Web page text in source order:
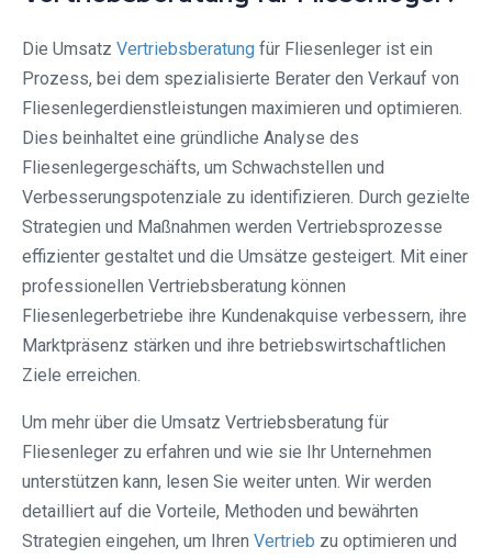
Die Umsatz Vertriebsberatung für Fliesenleger ist ein
Prozess, bei dem spezialisierte Berater den Verkauf von
Fliesenlegerdienstleistungen maximieren und optimieren.
Dies beinhaltet eine gründliche Analyse des
Fliesenlegergeschäfts, um Schwachstellen und
Verbesserungspotenziale zu identifizieren. Durch gezielte
Strategien und Maßnahmen werden Vertriebsprozesse
effizienter gestaltet und die Umsätze gesteigert. Mit einer
professionellen Vertriebsberatung können
Fliesenlegerbetriebe ihre Kundenakquise verbessern, ihre
Marktpräsenz stärken und ihre betriebswirtschaftlichen
Ziele erreichen.
Um mehr über die Umsatz Vertriebsberatung für
Fliesenleger zu erfahren und wie sie Ihr Unternehmen
unterstützen kann, lesen Sie weiter unten. Wir werden
detailliert auf die Vorteile, Methoden und bewährten
Strategien eingehen, um Ihren Vertrieb zu optimieren und